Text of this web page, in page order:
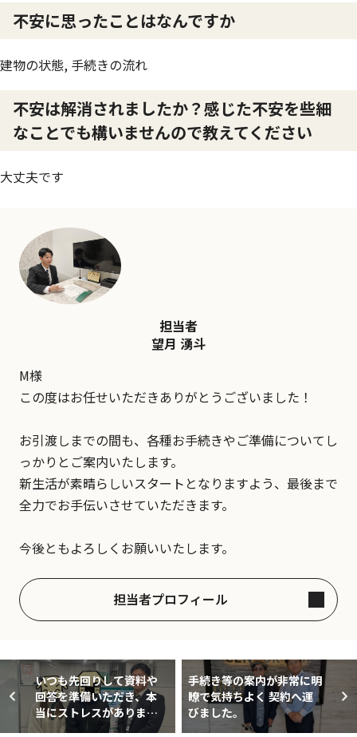
不安に思ったことはなんですか
建物の状態, 手続きの流れ
不安は解消されましたか？感じた不安を些細
なことでも構いませんので教えてください
大丈夫です
担当者
望月 湧斗
M様
この度はお任せいただきありがとうございました！
お引渡しまでの間も、各種お手続きやご準備についてし
っかりとご案内いたします。
新生活が素晴らしいスタートとなりますよう、最後まで
全力でお手伝いさせていただきます。
今後ともよろしくお願いいたします。
担当者プロフィール
いつも先回りして資料や
回答を準備いただき、本
当にストレスがありませ
んでした。また、レスポ
手続き等の案内が非常に明
瞭で気持ちよく 契約へ運
びました。